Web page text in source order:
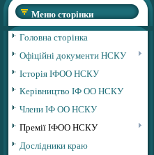
Меню сторінки
Головна сторінка
Офіційні документи НСКУ
Історія ІФОО НСКУ
Керівництво ІФ ОО НСКУ
Члени ІФ ОО НСКУ
Премії ІФОО НСКУ
Дослідники краю